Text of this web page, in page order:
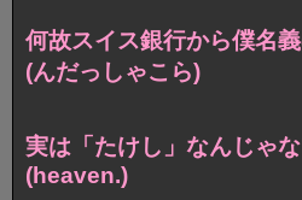
何故スイス銀行から僕名
(んだっしゃこら)
実は「たけし」なんじゃ
(heaven.)